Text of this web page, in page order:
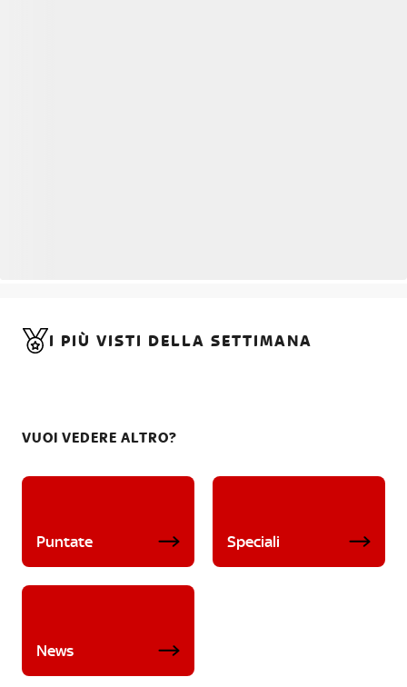
I PIÙ VISTI DELLA SETTIMANA
VUOI VEDERE ALTRO?
Puntate Speciali
News